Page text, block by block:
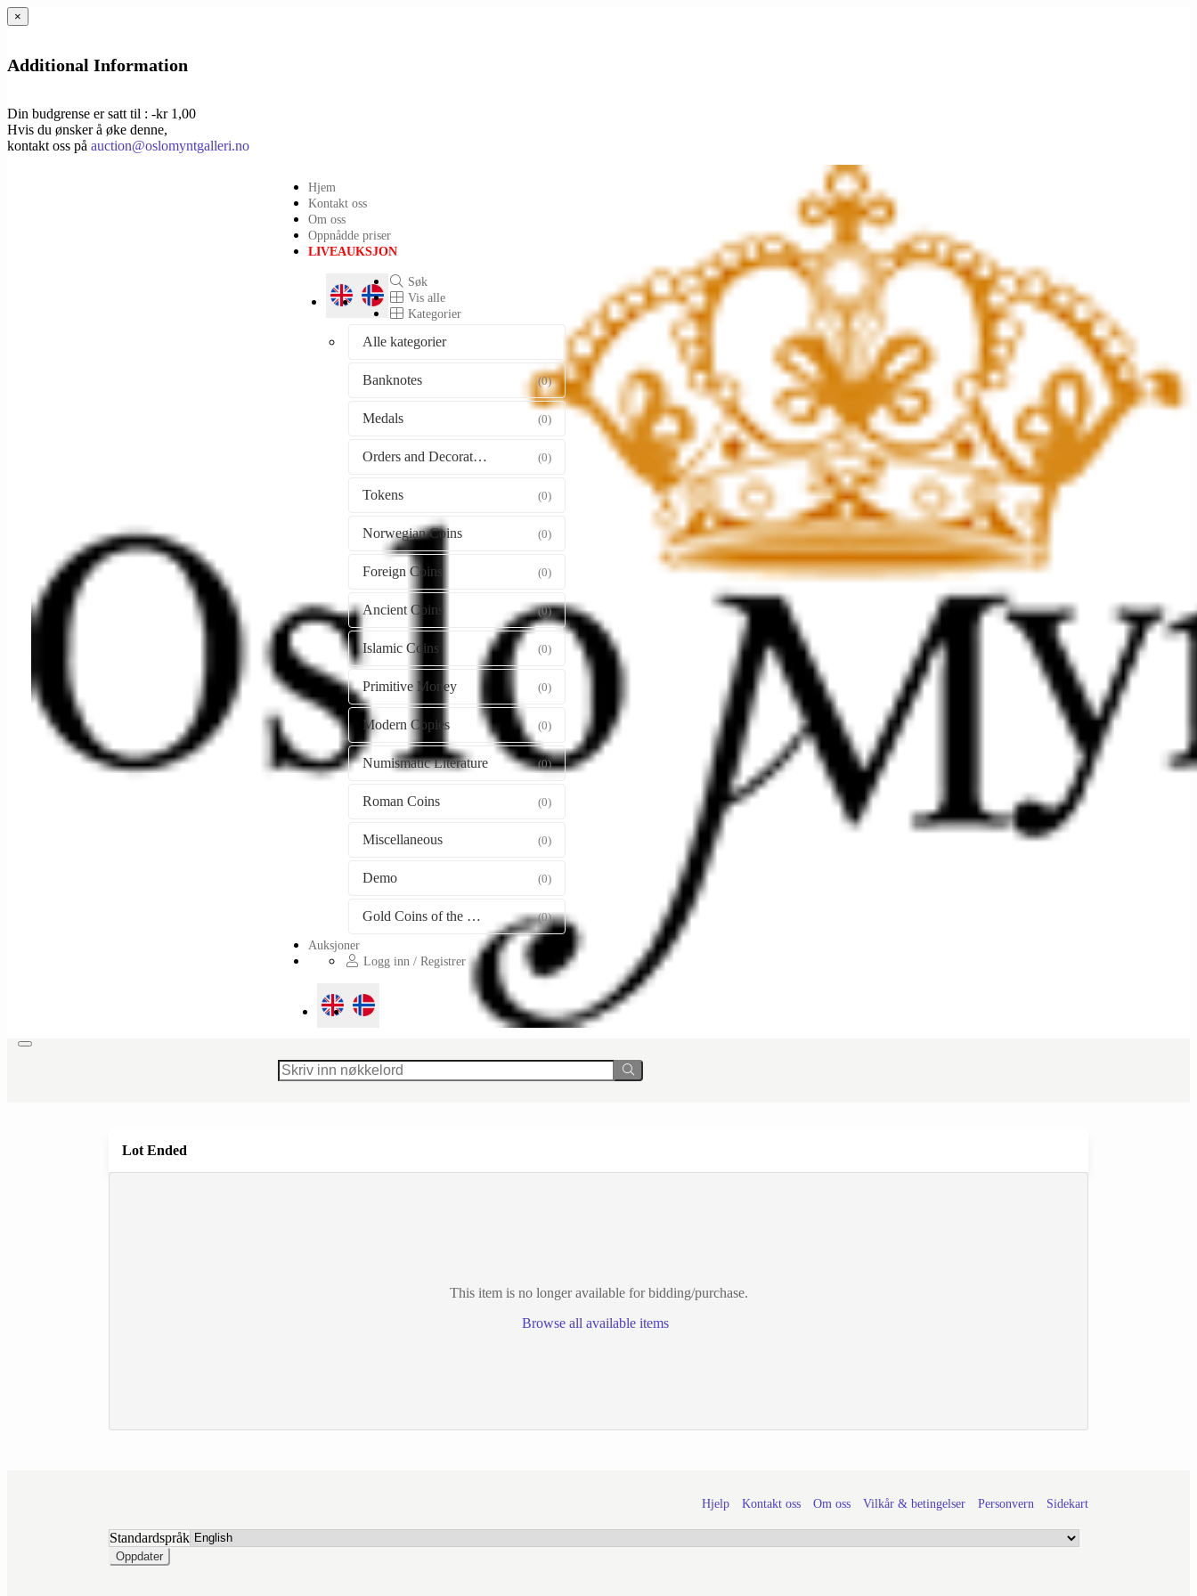
×
Additional Information
Din budgrense er satt til : -kr 1,00
Hvis du ønsker å øke denne,
kontakt oss på auction@oslomyntgalleri.no
Toggle
Hjem
Kontakt oss
Om oss
Oppnådde priser
LIVEAUKSJON
Søk
Vis alle
Kategorier
Alle kategorier
Banknotes (0)
Medals (0)
Orders and Decorations (0)
Tokens (0)
Norwegian Coins (0)
Foreign Coins (0)
Ancient Coins (0)
Islamic Coins (0)
Primitive Money (0)
Modern Copies (0)
Numismatic Literature (0)
Roman Coins (0)
Miscellaneous (0)
Demo (0)
Gold Coins of the World (0)
Auksjoner
Logg inn / Registrer
Lot Ended
This item is no longer available for bidding/purchase.
Browse all available items
Hjelp Kontakt oss Om oss Vilkår & betingelser Personvern Sidekart
Standardspråk